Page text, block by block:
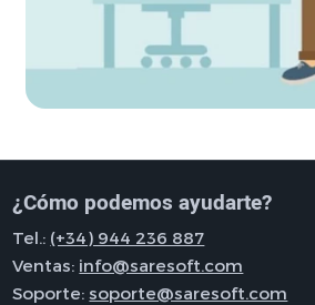
¿Cómo podemos ayudarte?
Tel.: (+34) 944 236 887
Ventas: info@saresoft.com
Soporte:soporte@saresoft.com